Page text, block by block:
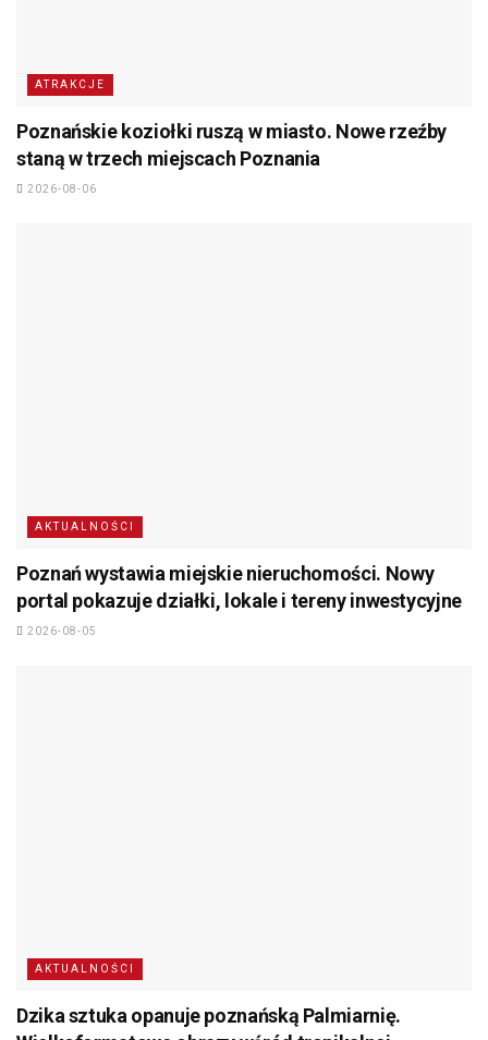
ATRAKCJE
Poznańskie koziołki ruszą w miasto. Nowe rzeźby
staną w trzech miejscach Poznania
2026-08-06
AKTUALNOŚCI
Poznań wystawia miejskie nieruchomości. Nowy
portal pokazuje działki, lokale i tereny inwestycyjne
2026-08-05
AKTUALNOŚCI
Dzika sztuka opanuje poznańską Palmiarnię.